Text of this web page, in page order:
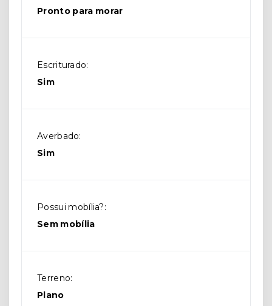
Pronto para morar
Escriturado:
Sim
Averbado:
Sim
Possui mobília?:
Sem mobília
Terreno:
Plano